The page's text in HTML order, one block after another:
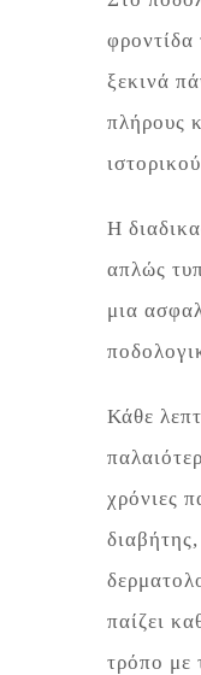
φροντίδα
ξεκινά
πλήρους
Η
απλώς
μια
Κάθε
χρόνιες
παίζει
τρόπο με